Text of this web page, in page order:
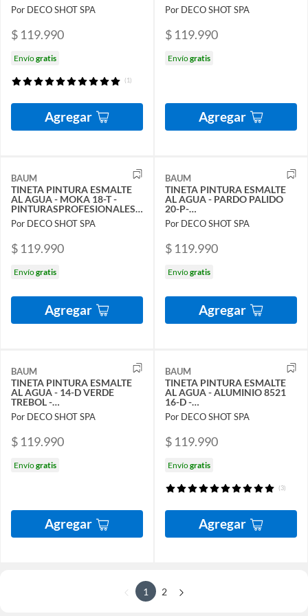
CHILE
Por DECO SHOT SPA
$ 119.990
Envíogratis
(1)
Agregar
PINTURASPROFESIONALES
CHILE
Por DECO SHOT SPA
$ 119.990
Envíogratis
Agregar
BAUM
TINETA PINTURA ESMALTE
AL AGUA - MOKA 18-T -
PINTURASPROFESIONALES
CHILE
Por DECO SHOT SPA
$ 119.990
Envíogratis
Agregar
BAUM
TINETA PINTURA ESMALTE
AL AGUA - PARDO PALIDO
20-P-
PINTURASPROFESIONALES
CHILE
Por DECO SHOT SPA
$ 119.990
Envíogratis
Agregar
BAUM
TINETA PINTURA ESMALTE
AL AGUA - 14-D VERDE
TREBOL -
PINTURASPROFESIONALES
CHILE
Por DECO SHOT SPA
$ 119.990
Envíogratis
Agregar
BAUM
TINETA PINTURA ESMALTE
AL AGUA - ALUMINIO 8521
16-D -
PINTURASPROFESIONALES
CHILE
Por DECO SHOT SPA
$ 119.990
Envíogratis
(3)
Agregar
1 2